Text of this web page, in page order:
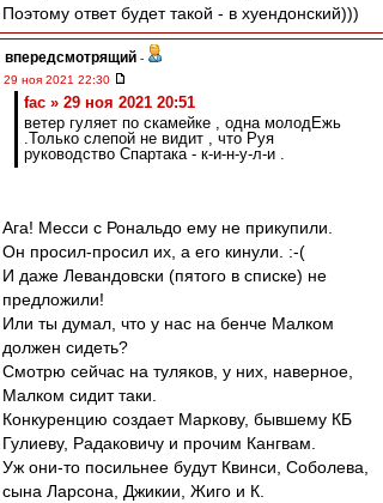
Поэтому ответ будет такой - в хуендонский)))
впередсмотрящий -
29 ноя 2021 22:30
fac » 29 ноя 2021 20:51
ветер гуляет по скамейке , одна молодЕжь
.Только слепой не видит , что Руя
руководство Спартака - к-и-н-у-л-и .
Ага! Месси с Рональдо ему не прикупили.
Он просил-просил их, а его кинули. :-(
И даже Левандовски (пятого в списке) не
предложили!
Или ты думал, что у нас на бенче Малком
должен сидеть?
Смотрю сейчас на туляков, у них, наверное,
Малком сидит таки.
Конкуренцию создает Маркову, бывшему КБ
Гулиеву, Радаковичу и прочим Кангвам.
Уж они-то посильнее будут Квинси, Соболева,
сына Ларсона, Джикии, Жиго и К.